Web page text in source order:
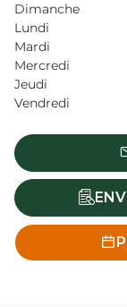
Dimanche
Lundi
Mardi
Mercredi
Jeudi
Vendredi